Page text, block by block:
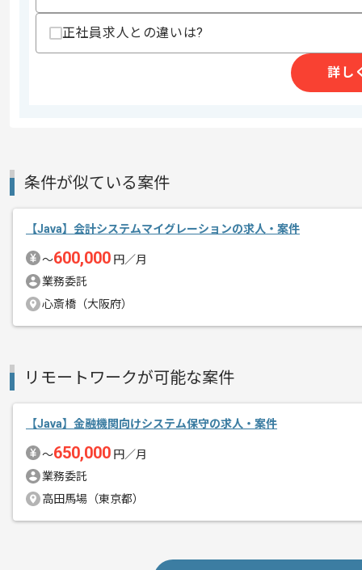
・以下を用いた開発経験
ｰAWS、JavaScript、PostgreSQL、
・ローコード開発、スクラッチ開発、
上記に似た経験やスキルをお持ちであれば
精算・お支払い
精算基準時間
支払いサイト
15日
その他募集要項
作業開始日
2026/04/01
メント
※立ち上がり期間やリモート頻度は習
正社員求人との違いは?
詳し
条件が似ている案件
【Java】会計システムマイグレーションの求人・案件
〜600,000 円／月
業務委託
心斎橋（大阪府）
リモートワークが可能な案件
【Java】金融機関向けシステム保守の求人・案件
〜650,000 円／月
業務委託
高田馬場（東京都）